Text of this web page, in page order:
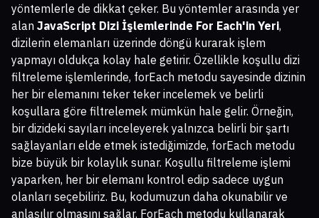
yöntemlerle de dikkat çeker. Bu yöntemler arasında yer
alan JavaScript Dizi İşlemlerinde For Each'in Yeri,
dizilerin elemanları üzerinde döngü kurarak işlem
yapmayı oldukça kolay hale getirir. Özellikle koşullu dizi
filtreleme işlemlerinde, forEach metodu sayesinde dizinin
her bir elemanını teker teker incelemek ve belirli
koşullara göre filtrelemek mümkün hale gelir. Örneğin,
bir dizideki sayıları inceleyerek yalnızca belirli bir şartı
sağlayanları elde etmek istediğimizde, forEach metodu
bize büyük bir kolaylık sunar. Koşullu filtreleme işlemi
yaparken, her bir elemanı kontrol edip sadece uygun
olanları seçebiliriz. Bu, kodumuzun daha okunabilir ve
anlaşılır olmasını sağlar. ForEach metodu kullanarak